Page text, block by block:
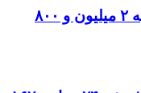
بورس سبز ماند؛ شاخص کل به ۲ میلیون و ۸۰۰